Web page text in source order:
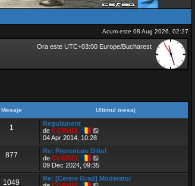
Acum este 08 Aug 2026, 02:27
Ora este UTC+03:00 Europe/Bucharest
Mesaje Ultimul mesaj
1
Regulament
de CORNEL
z
i
t
i
04 Apr 2014, 10:28
877
Re: Prezentare Diliul
de CORNEL
z
i
09 Dec 2024, 09:35
1049
Re: [Cerere Grad] Moderator